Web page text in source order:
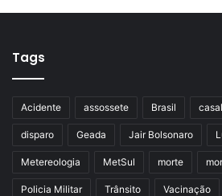
Tags
Acidente assossete Brasil casal
disparo Geada Jair Bolsonaro
Metereologia MetSul morte
Policia Militar Trânsito Vacinação